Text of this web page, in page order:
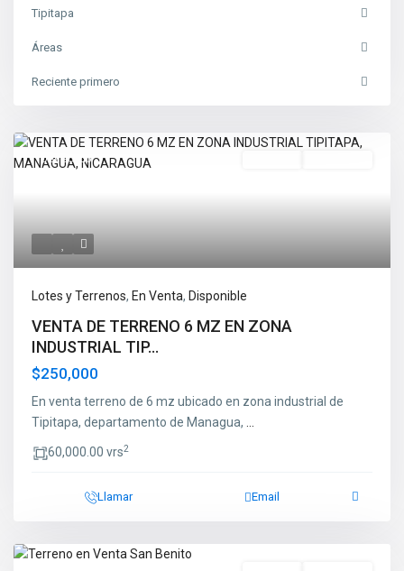
Tipitapa
Áreas
Reciente primero
Destacado
Lotes y Terrenos, En Venta, Disponible
VENTA DE TERRENO 6 MZ EN ZONA
INDUSTRIAL TIP...
$250,000
En venta terreno de 6 mz ubicado en zona industrial de
Tipitapa, departamento de Managua,
60,000.00 vrs2
Llamar Email